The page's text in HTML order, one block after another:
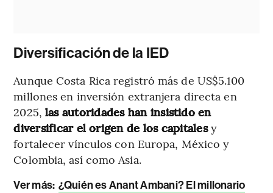
Diversificación de la IED
Aunque Costa Rica registró más de US$5.100
millones en inversión extranjera directa en
2025, las autoridades han insistido en
diversificar el origen de los capitalesy
fortalecer vínculos con Europa, México y
Colombia, así como Asia.
Ver más: ¿Quién es Anant Ambani? El millonario